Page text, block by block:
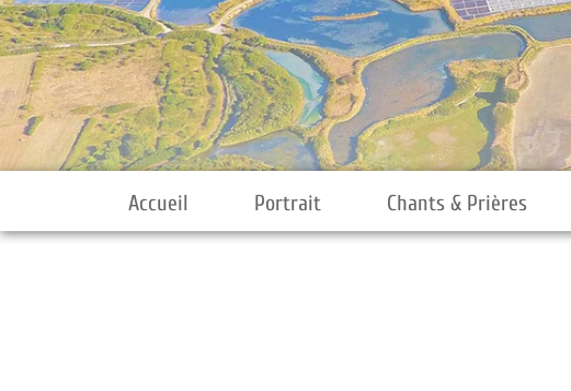
Accueil Portrait Chants & Prières